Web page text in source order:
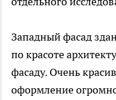
Западный фасад
по красоте
фасаду. Очень
оформление